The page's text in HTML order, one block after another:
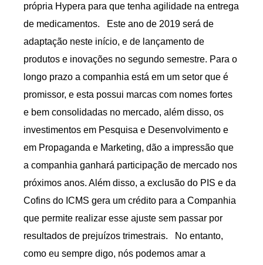
própria Hypera para que tenha agilidade na entrega
de medicamentos. Este ano de 2019 será de
adaptação neste início, e de lançamento de
produtos e inovações no segundo semestre. Para o
longo prazo a companhia está em um setor que é
promissor, e esta possui marcas com nomes fortes
e bem consolidadas no mercado, além disso, os
investimentos em Pesquisa e Desenvolvimento e
em Propaganda e Marketing, dão a impressão que
a companhia ganhará participação de mercado nos
próximos anos. Além disso, a exclusão do PIS e da
Cofins do ICMS gera um crédito para a Companhia
que permite realizar esse ajuste sem passar por
resultados de prejuízos trimestrais. No entanto,
como eu sempre digo, nós podemos amar a